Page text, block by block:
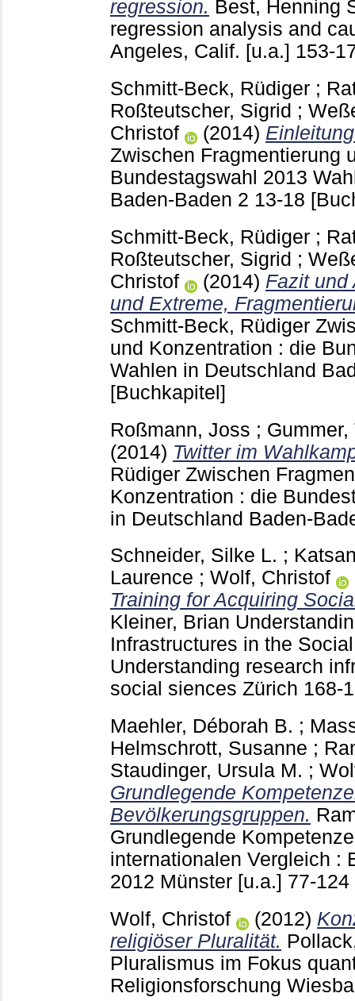
regression. Best, Henning
regression analysis and
Angeles, Calif. [u.a.] 153-
Schmitt-Beck, Rüdiger ;
Roßteutscher, Sigrid ;
Christof
(2014)
Zwischen Fragmentierung
Bundestagswahl 2013
Baden-Baden 2 13-18
Schmitt-Beck, Rüdiger ;
Roßteutscher, Sigrid ;
Christof
(2014) Fazit und
und Extreme,
Schmitt-Beck, Rüdiger
und Konzentration : die
Wahlen in Deutschland
[Buchkapitel]
Roßmann, Joss ; Gummer,
(2014) Twitter im
Rüdiger Zwischen
Konzentration : die
in Deutschland Baden-
Schneider, Silke L. ;
Laurence ; Wolf, Christof
Training for Acquiring
Kleiner, Brian
Infrastructures in the
Understanding research
social siences Zürich 168-
Maehler, Déborah B. ;
Helmschrott, Susanne ;
Staudinger, Ursula M. ;
Grundlegende
Bevölkerungsgruppen.
Grundlegende
internationalen Vergleich :
2012 Münster [u.a.] 77-124
Wolf, Christof
(2012)
religiöser Pluralität.
Pluralismus im Fokus
Religionsforschung